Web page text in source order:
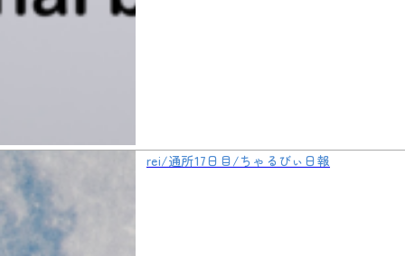
rei/通所17日目/ちゃるびぃ日報